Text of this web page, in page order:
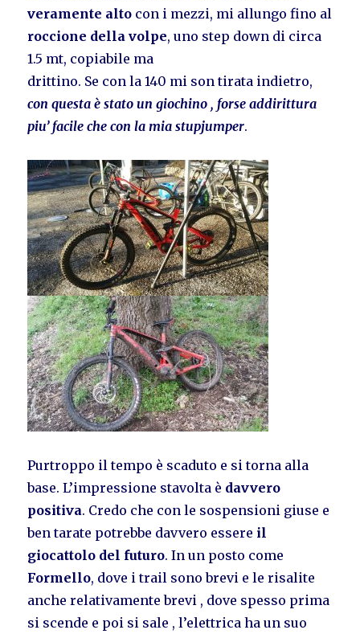
veramente alto con i mezzi, mi allungo fino al
roccione della volpe, uno step down di circa
1.5 mt, copiabile ma
drittino. Se con la 140 mi son tirata indietro,
con questa è stato un giochino , forse addirittura
piu’ facile che con la mia stupjumper.
Purtroppo il tempo è scaduto e si torna alla
base. L’impressione stavolta è davvero
positiva. Credo che con le sospensioni giuse e
ben tarate potrebbe davvero essere il
giocattolo del futuro. In un posto come
Formello, dove i trail sono brevi e le risalite
anche relativamente brevi , dove spesso prima
si scende e poi si sale , l’elettrica ha un suo